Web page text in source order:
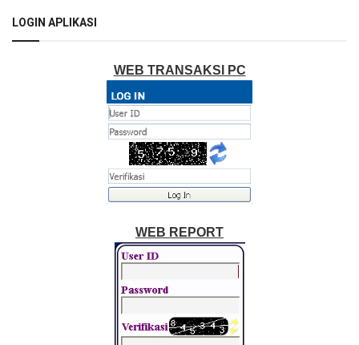
LOGIN APLIKASI
WEB TRANSAKSI PC
WEB REPORT